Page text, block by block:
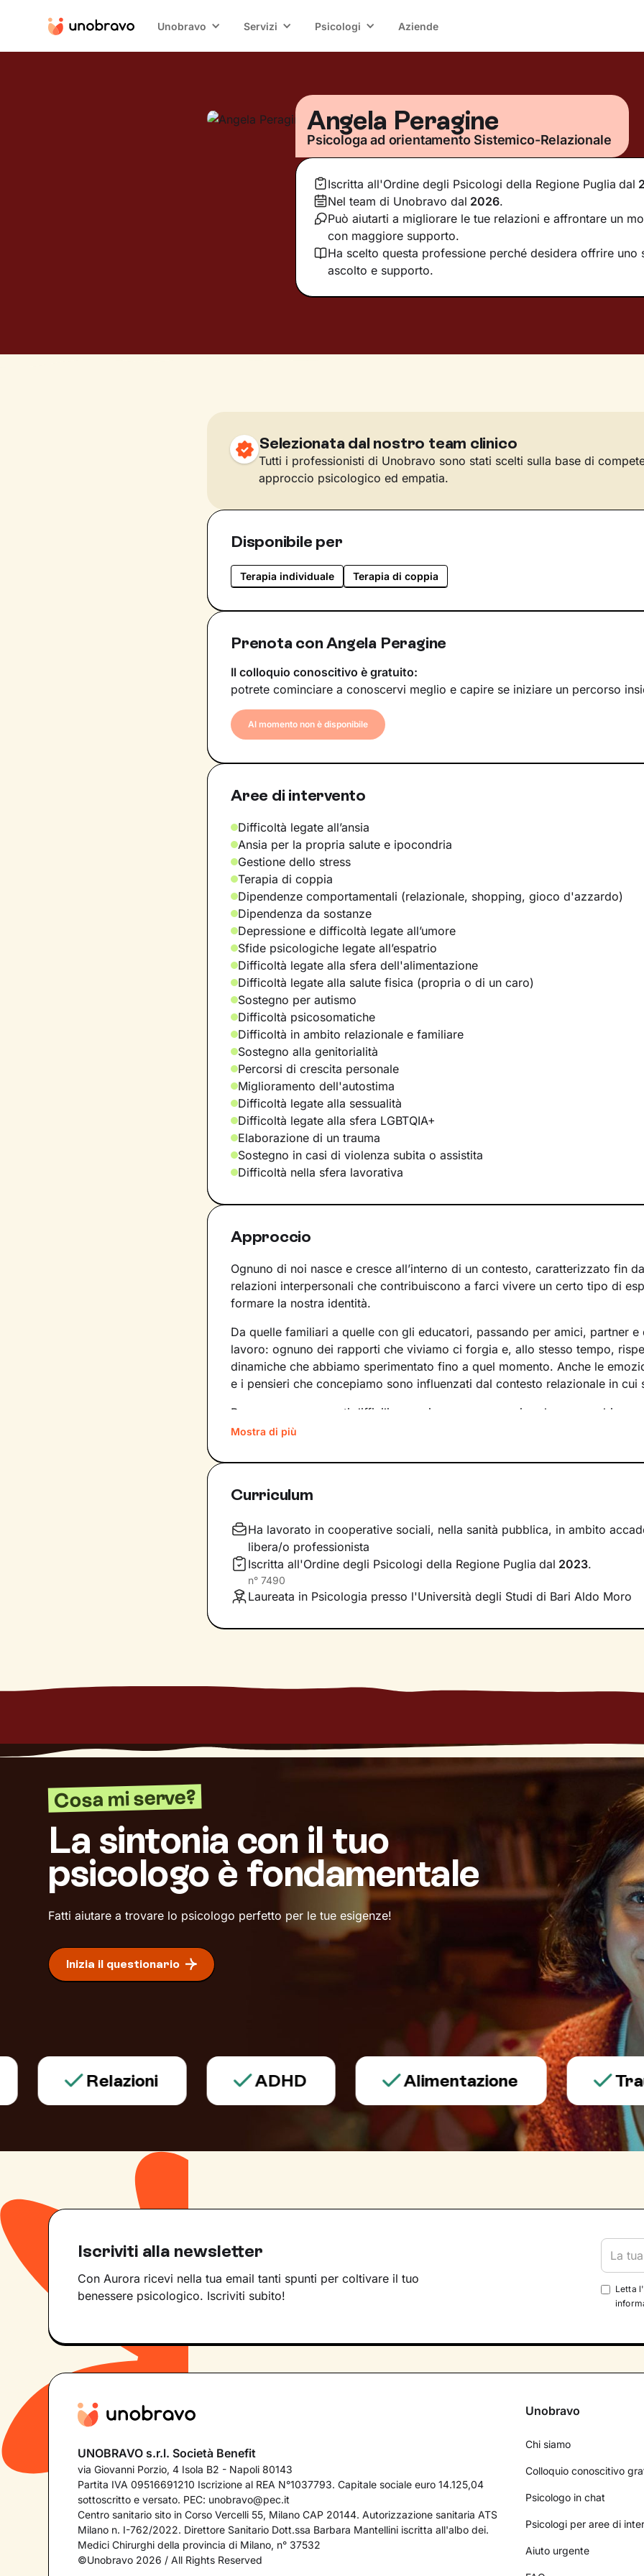
Unobravo Servizi Psicologi Aziende
Angela Peragine
Psicologa ad orientamento Sistemico-Relazionale
Iscritta all'Ordine degli Psicologi della Regione Puglia dal
Nel team di Unobravo dal 2026.
Può aiutarti a migliorare le tue relazioni e affrontare un
con maggiore supporto.
Ha scelto questa professione perché desidera offrire uno
ascolto e supporto.
Selezionata dal nostro team clinico
Tutti i professionisti di Unobravo sono stati scelti sulla base di
approccio psicologico ed empatia.
Disponibile per
Terapia individuale Terapia di coppia
Prenota con Angela Peragine
Il colloquio conoscitivo è gratuito:
potrete cominciare a conoscervi meglio e capire se iniziare un percorso
Al momento non è disponibile
Aree di intervento
Difficoltà legate all’ansia
Ansia per la propria salute e ipocondria
Gestione dello stress
Terapia di coppia
Dipendenze comportamentali (relazionale, shopping, gioco d'azzardo)
Dipendenza da sostanze
Depressione e difficoltà legate all’umore
Sfide psicologiche legate all’espatrio
Difficoltà legate alla sfera dell'alimentazione
Difficoltà legate alla salute fisica (propria o di un caro)
Sostegno per autismo
Difficoltà psicosomatiche
Difficoltà in ambito relazionale e familiare
Sostegno alla genitorialità
Percorsi di crescita personale
Miglioramento dell'autostima
Difficoltà legate alla sessualità
Difficoltà legate alla sfera LGBTQIA+
Elaborazione di un trauma
Sostegno in casi di violenza subita o assistita
Difficoltà nella sfera lavorativa
Approccio
Ognuno di noi nasce e cresce all’interno di un contesto, caratterizzato fin
relazioni interpersonali che contribuiscono a farci vivere un certo tipo di
formare la nostra identità.
Da quelle familiari a quelle con gli educatori, passando per amici, partner e
lavoro: ognuno dei rapporti che viviamo ci forgia e, allo stesso tempo,
dinamiche che abbiamo sperimentato fino a quel momento. Anche le
e i pensieri che concepiamo sono influenzati dal contesto relazionale in cui
Per superare momenti difficili e raggiungere un maggiore benessere
quali siano gli elementi che non ci rappresentano più e quali i bisogni
dentro di noi anche se spesso non ne siamo consapevoli.
Il nostro percorso insieme si baserà su accoglienza, ascolto e
Non solo: sviluppando nuovi pensieri e comportamenti, potrai vivere il tuo
maniera più soddisfacente e serena.
Daremo il via a un cammino che ti condurrà su strade mai percorse prima,
benessere che desideri.
Mostra di più
Curriculum
Ha lavorato in cooperative sociali, nella sanità pubblica, in ambito
libera/o professionista
Iscritta all'Ordine degli Psicologi della Regione Puglia dal 2023.
n° 7490
Laureata in Psicologia presso l'Università degli Studi di Bari Aldo Moro
Cosa mi serve?
La sintonia con il tuo
psicologo è fondamentale
Fatti aiutare a trovare lo psicologo perfetto per le tue esigenze!
Inizia il questionario
Relazioni ADHD Alimentazione Trauma
Iscriviti alla newsletter
Con Aurora ricevi nella tua email tanti spunti per coltivare il tuo
benessere psicologico. Iscriviti subito!
Letta l'
UNOBRAVO s.r.l. Società Benefit
via Giovanni Porzio, 4 Isola B2 - Napoli 80143
Partita IVA 09516691210 Iscrizione al REA N°1037793. Capitale sociale euro 14.125,04
sottoscritto e versato. PEC: unobravo@pec.it
Centro sanitario sito in Corso Vercelli 55, Milano CAP 20144. Autorizzazione sanitaria ATS
Milano n. I-762/2022. Direttore Sanitario Dott.ssa Barbara Mantellini iscritta all'albo dei.
Medici Chirurghi della provincia di Milano, n° 37532
©Unobravo 2026 / All Rights Reserved
Unobravo
Chi siamo
Colloquio conoscitivo
Psicologo in chat
Psicologi per aree di
Aiuto urgente